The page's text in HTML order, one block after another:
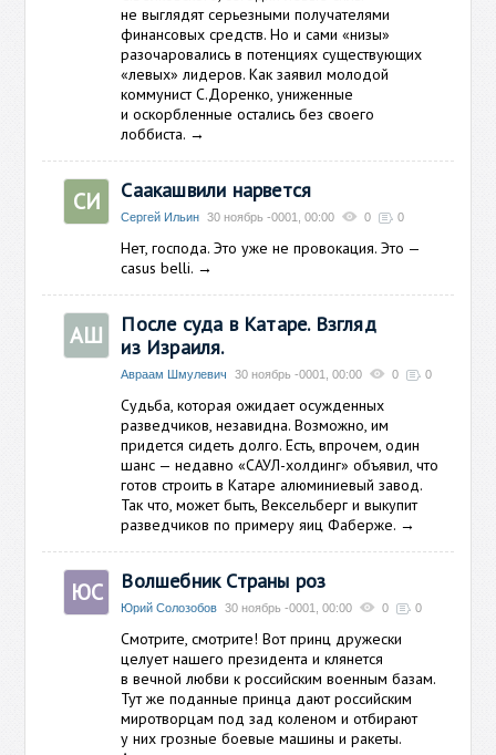
не выглядят серьезными получателями
финансовых средств. Но и сами «низы»
разочаровались в потенциях существующих
«левых» лидеров. Как заявил молодой
коммунист С.Доренко, униженные
и оскорбленные остались без своего
лоббиста. →
СИ Саакашвили нарвется
Сергей Ильин 30 ноябрь -0001, 00:00 0 0
Нет, господа. Это уже не провокация. Это —
casus belli. →
АШ
После суда в Катаре. Взгляд
из Израиля.
Авраам Шмулевич 30 ноябрь -0001, 00:00 0 0
Судьба, которая ожидает осужденных
разведчиков, незавидна. Возможно, им
придется сидеть долго. Есть, впрочем, один
шанс — недавно «САУЛ-холдинг» объявил, что
готов строить в Катаре алюминиевый завод.
Так что, может быть, Вексельберг и выкупит
разведчиков по примеру яиц Фаберже. →
ЮС Волшебник Страны роз
Юрий Солозобов 30 ноябрь -0001, 00:00 0 0
Смотрите, смотрите! Вот принц дружески
целует нашего президента и клянется
в вечной любви к российским военным базам.
Тут же поданные принца дают российским
миротворцам под зад коленом и отбирают
у них грозные боевые машины и ракеты.